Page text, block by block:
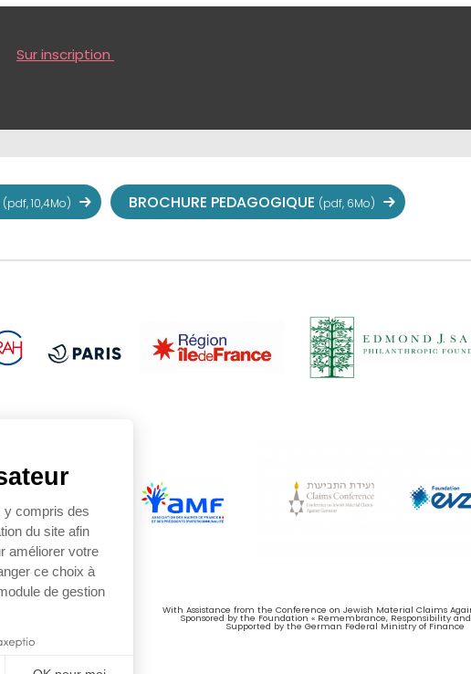
Sur inscription
(pdf, 10,4Mo) BROCHURE PEDAGOGIQUE (pdf, 6Mo)
With Assistance from the Conference on Jewish Material Claims
Sponsored by the Foundation « Remembrance, Responsibility
Supported by the German Federal Ministry of Finance